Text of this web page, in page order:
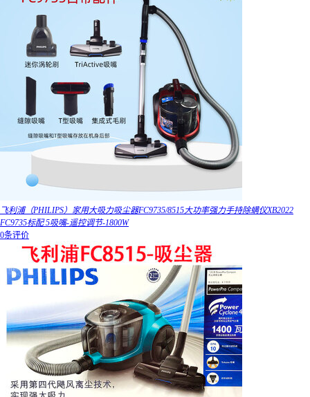
飞利浦（PHILIPS）家用大吸力吸尘器FC9735/8515大功率强力手持除螨仪XB2022
FC9735标配 5吸嘴-遥控调节-1800W
0条评价